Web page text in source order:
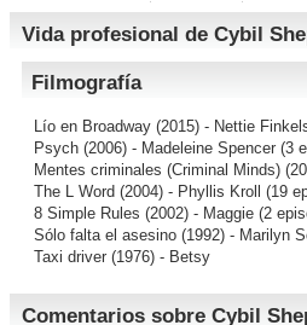
Vida profesional de Cybil
Filmografía
Lío en Broadway (2015) - Nettie
Psych (2006) - Madeleine Spencer (3
Mentes criminales (Criminal Minds)
The L Word (2004) - Phyllis Kroll (19
8 Simple Rules (2002) - Maggie (2
Sólo falta el asesino (1992) - Marilyn
Taxi driver (1976) - Betsy
Comentarios sobre Cybil